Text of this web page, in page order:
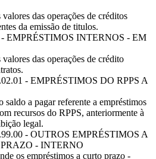
das operações de créditos
da emissão de titulos.
- EMPRÉSTIMOS INTERNOS - EM
das operações de crédito
- EMPRÉSTIMOS DO RPPS A
saldo a pagar referente a empréstimos
recursos do RPPS, anteriormente à
legal.
- OUTROS EMPRÉSTIMOS A
- INTERNO
os empréstimos a curto prazo -